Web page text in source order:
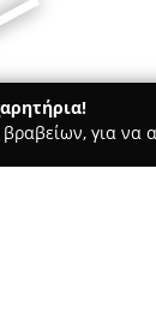
για να